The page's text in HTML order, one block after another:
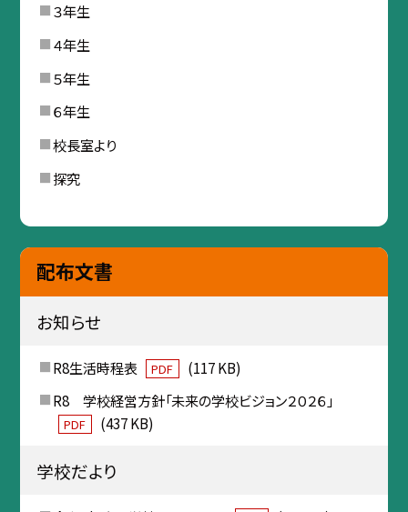
３年生
４年生
５年生
６年生
校長室より
探究
配布文書
お知らせ
R8生活時程表 PDF
(117 KB)
R8 学校経営方針「未来の学校ビジョン２０２６」
PDF (437 KB)
学校だより